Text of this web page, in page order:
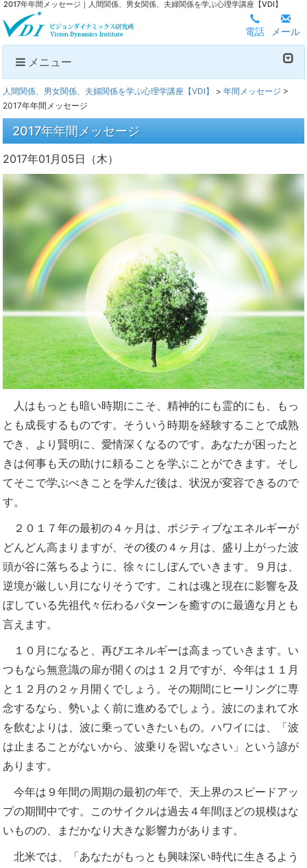
2017年年間メッセージ｜人間関係、男女関係、夫婦関係を学ぶ心理学講座【VDI】
電話 メール
メニュー
人間関係、男女関係、夫婦関係を学ぶ心理学講座【VDI】 > 年間メッセージ >
2017年年間メッセージ
2017年年間メッセージ
2017年01月05日（木）
人はもっとも暗い時期にこそ、精神的にも霊的にも、もっ
とも成長するものです。そういう時期を経験することで成熟
でき、より賢明に、愛情深くなるのです。あなたが困ったと
きは何事も天の助けに頼ることを学ぶことができます。そし
てそこで学ぶべきことを学んだ後は、状況が変容できるので
す。
２０１７年の最初の４ヶ月は、ポジティブなエネルギーが
どんどん高まりますが、その後の４ヶ月は、盛り上がった波
頭が谷に落ちるように、徐々にしぼんでいきます。９月は、
逆境が厳しい月になりそうです。これは魂と現在に影響を及
ぼしている先祖代々伝わるパターンを癒すのに最適な月とも
言えます。
１０月になると、再びエネルギーは高まっていきます。い
つもなら無意識の扉が開くのは１２月ですが、今年は１１月
と１２月の２ヶ月開くでしょう。その期間にヒーリングに専
念するなら、勢いよく前に進めるでしょう。波にのまれて水
を飲むよりは、波に乗っていきたいもの。ハワイには、「波
は止まることがないから、波乗りを習いなさい」という諺が
あります。
今年は９年間の周期の最初の年で、天上界のスピードアッ
プの期間中です。このサイクルは過去４年間ほどの規模はな
いものの、まだかなり大きな影響力があります。
北米では、「あなたがもっとも興味深い時代に生きるよう